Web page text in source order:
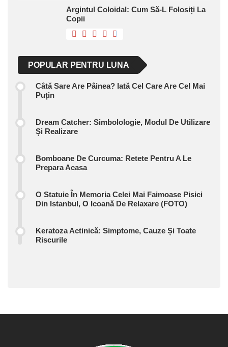
Argintul Coloidal: Cum Să-L Folosiți La
Copii
POPULAR PENTRU LUNA
Câtă Sare Are Pâinea? Iată Cel Care Are Cel Mai
Puțin
Dream Catcher: Simbolologie, Modul De Utilizare
Și Realizare
Bomboane De Curcuma: Retete Pentru A Le
Prepara Acasa
O Statuie În Memoria Celei Mai Faimoase Pisici
Din Istanbul, O Icoană De Relaxare (FOTO)
Keratoza Actinică: Simptome, Cauze Și Toate
Riscurile